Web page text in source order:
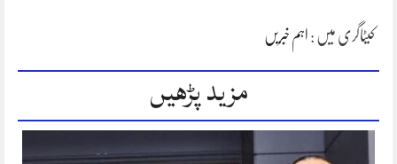
کیٹاگری میں : اہم خبریں
مزید پڑھیں